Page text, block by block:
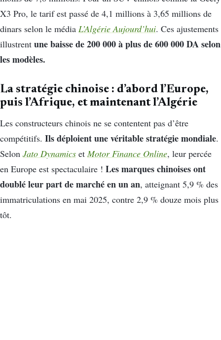
X3 Pro, le tarif est passé de 4,1 millions à 3,65 millions de
dinars selon le média L’Algérie Aujourd’hui. Ces ajustements
illustrent une baisse de 200 000 à plus de 600 000 DA selon
les modèles.
La stratégie chinoise : d’abord l’Europe,
puis l’Afrique, et maintenant l’Algérie
Les constructeurs chinois ne se contentent pas d’être
compétitifs. Ils déploient une véritable stratégie mondiale.
Selon Jato Dynamics etMotor Finance Online, leur percée
en Europe est spectaculaire ! Les marques chinoises ont
doublé leur part de marché en un an, atteignant 5,9 % des
immatriculations en mai 2025, contre 2,9 % douze mois plus
tôt.